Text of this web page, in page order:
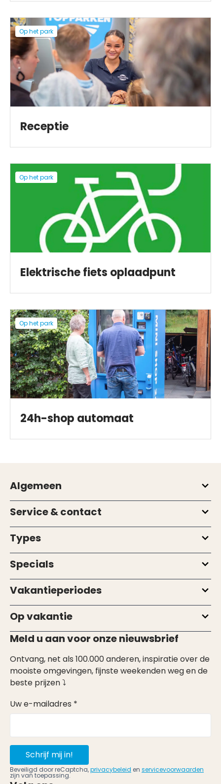
Op het park
Receptie
Op het park
Elektrische fiets oplaadpunt
Op het park
24h-shop automaat
Algemeen
Service & contact
Types
Specials
Vakantieperiodes
Op vakantie
Meld u aan voor onze nieuwsbrief
Ontvang, net als 100.000 anderen, inspiratie over de
mooiste omgevingen, fijnste weekenden weg en de
beste prijzen ⤵
Uw e-mailadres *
Schrijf mij in!
Beveiligd door reCaptcha,privacybeleid en servicevoorwaarden
zijn van toepassing.